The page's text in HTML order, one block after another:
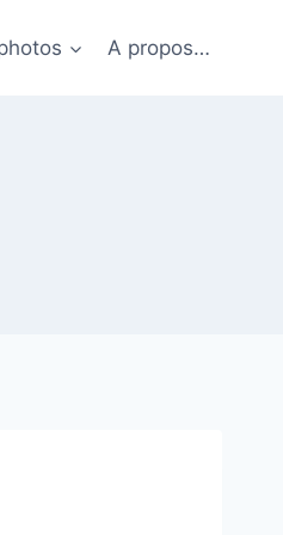
A propos…